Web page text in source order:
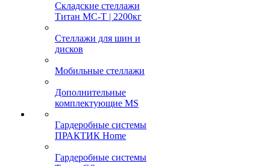
Складские стеллажи
Титан МС-Т | 2200кг
Стеллажи для шин и
дисков
Мобильные стеллажи
Дополнительные
комплектующие MS
Гардеробные системы
ПРАКТИК Home
Гардеробные системы